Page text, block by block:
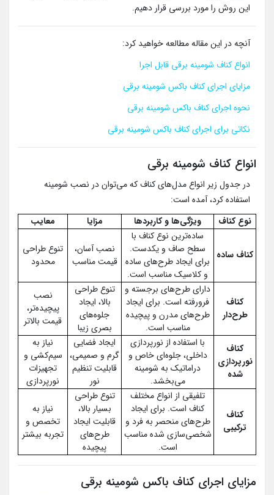
این روش را مورد بررسی قرار دهیم.
آنچه در این مقاله مطالعه خواهید کرد:
انواع کناف شومینه برقی قابل اجرا
مزایای اجرای کناف باکس شومینه برقی
نحوه اجرای کناف باکس شومینه برقی
نکاتی برای اجرای کناف باکس شومینه برقی
انواع کناف شومینه برقی
در جدول زیر انواع مدل‌های کناف که می‌توان در نصب شومینه
استفاده کرد، آمده است:
نوع کناف
ویژگی‌ها و کاربردها مزایا معایب
کناف ساده
ساده‌ترین نوع کناف با
سطح صاف و یکدست.
برای ایجاد طرح‌های ساده
و کلاسیک مناسب است.
نصب آسان،
قیمت مناسب
تنوع طراحی
محدود
کناف
طرح‌دار
دارای طرح‌های برجسته و
فرورفته است. برای ایجاد
طرح‌های مدرن و پیچیده
مناسب است.
تنوع طراحی
بالا، ایجاد
جلوه‌های
بصری زیبا
نصب
پیچیده‌تر،
قیمت بالاتر
کناف
نورپردازی
شده
با استفاده از نورپردازی
داخلی، جلوه‌ای خاص و
دراماتیک به شومینه
می‌بخشد.
ایجاد فضایی
گرم و صمیمی،
قابلیت تنظیم
نور
نیاز به
سیم‌کشی و
تجهیزات
نورپردازی
کناف
ترکیبی
تلفیقی از انواع مختلف
کناف است. برای ایجاد
طرح‌های منحصر به فرد و
شخصی‌سازی شده مناسب
است.
تنوع طراحی
بسیار بالا،
قابلیت ایجاد
طرح‌های
پیچیده
نیاز به
تخصص و
تجربه بیشتر
مزایای اجرای کناف باکس شومینه برقی